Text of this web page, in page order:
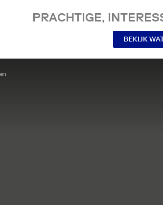
PRACHTIGE,
BEKIJK